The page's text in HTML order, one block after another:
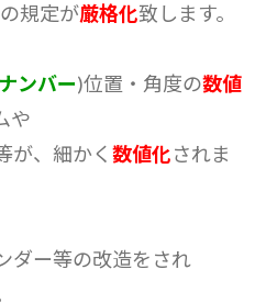
規定が厳格化致します。
ンバー)位置・角度の数値
や
が、細かく 数値化されま
ダー等の改造をされ